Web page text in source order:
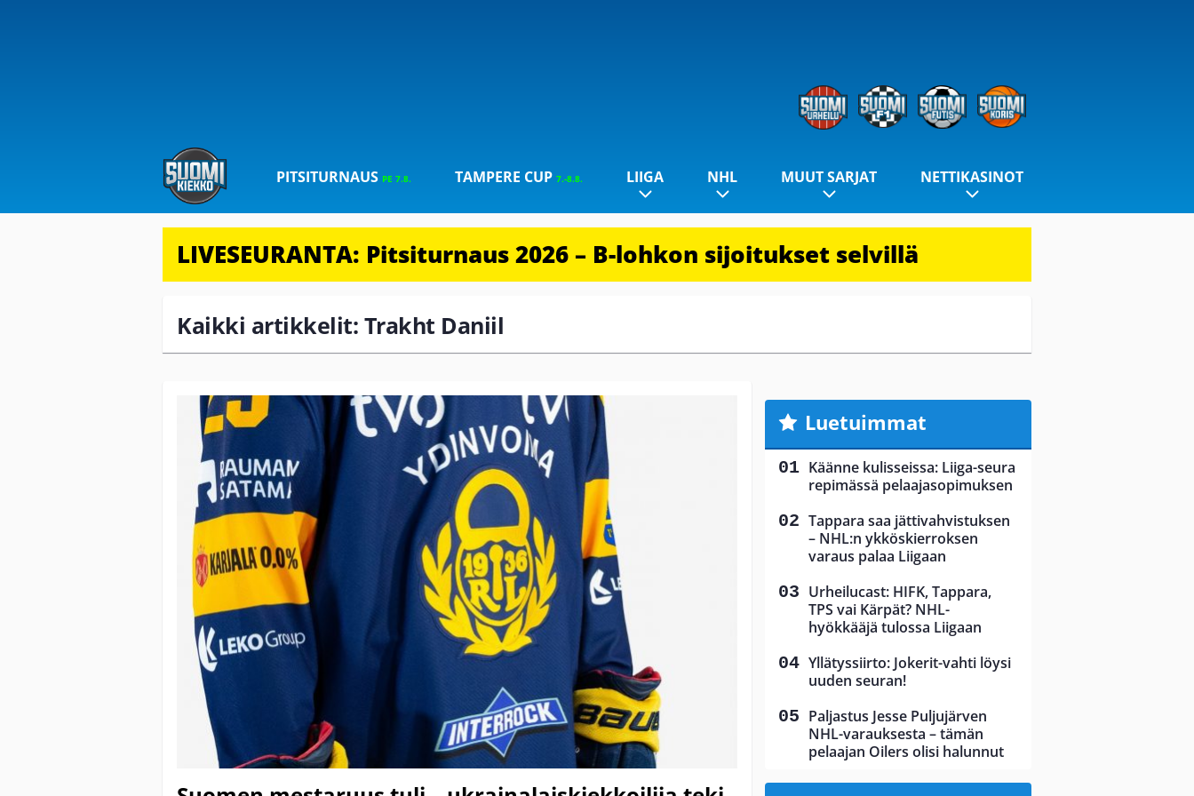
PITSITURNAUS PE 7.8. TAMPERE CUP 7.-8.8. LIIGA NHL MUUT SARJAT NETTIKASINOT
LIVESEURANTA: Pitsiturnaus 2026 – B-lohkon sijoitukset selvillä
Kaikki artikkelit: Trakht Daniil
Luetuimmat
Käänne kulisseissa: Liiga-seura
repimässä pelaajasopimuksen
Tappara saa jättivahvistuksen
– NHL:n ykköskierroksen
varaus palaa Liigaan
Urheilucast: HIFK, Tappara,
TPS vai Kärpät? NHL-
hyökkääjä tulossa Liigaan
Yllätyssiirto: Jokerit-vahti löysi
uuden seuran!
Paljastus Jesse Puljujärven
NHL-varauksesta – tämän
pelaajan Oilers olisi halunnut